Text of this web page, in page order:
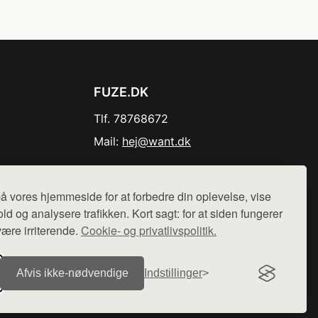
vores hjemmeside for at forbedre din oplevelse, vise
og analysere trafikken. Kort sagt: for at siden fungerer
irriterende. Cookie- og privatlivspolitik.
Afvis ikke‑nødvendige Indstillinger
FUZE.DK
Tlf. 78768672
Mail: hej@want.dk
sælges ikke varer fra denne side - vi henviser til de shops,